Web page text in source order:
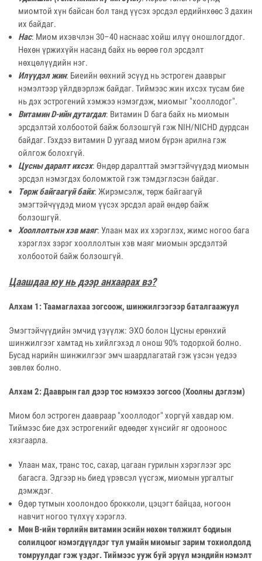
миомтой хүн байсан бол танд үүсэх эрсдэл ердийнхөөс 3 дахин
их байдаг.
Нас: Миом ихэвчлэн 30–40 наснаас хойш илүү оношлогддог.
Нөхөн үржихүйн насанд байх нь өөрөө гол эрсдэлт
нөхцөлүүдийн нэг.
Илүүдэл жин: Биеийн өөхний эсүүд нь эстроген дааврыг
нэмэлтээр үйлдвэрлэж байдаг. Тиймээс жин ихсэх тусам бие
нь дэх эстрогений хэмжээ нэмэгдэж, миомыг "хооллодог".
Витамин D-ийн дутагдал: Витамин D бага байх нь миомын
эрсдэлтэй холбоотой байж болзошгүй гэж NIH/NICHD дурдсан
байдаг. Гэхдээ витамин D уугаад миом бүрэн арилна гэж
ойлгож болохгүй.
Цусны даралт ихсэх: Өндөр даралттай эмэгтэйчүүдэд миомын
эрсдэл нэмэгдэх боломжтой гэж тэмдэглэсэн байдаг.
Төрж байгаагүй байх: Жирэмсэлж, төрж байгаагүй
эмэгтэйчүүдэд миом үүсэх эрсдэл арай өндөр байж
болзошгүй.
Хооллолтын хэв маяг: Улаан мах их хэрэглэх, жимс ногоо бага
хэрэглэх зэрэг хооллолтын хэв маяг миомын эрсдэлтэй
холбоотой байж болзошгүй.
Цаашдаа юу нь дээр анхаарах вэ?
Алхам 1: Таамаглахаа зогсоож, шинжилгээгээр баталгаажуул
Эмэгтэйчүүдийн эмчид үзүүлж: ЭХО болон Цусны ерөнхий
шинжилгээг хамтад нь хийлгэхэд л онош 90% тодорхой болно.
Бусад нарийн шинжилгээг эмч шаардлагатай гэж үзсэн үедээ
зөвлөх болно.
Алхам 2: Дааврын гал дээр тос нэмэхээ зогсоо (Хоолны дэглэм)
Миом бол эстроген даавраар "хооллодог" хоргүй хавдар юм.
Тиймээс бие дэх эстрогенийг өдөөдөг хүнсийг яг одооноос
хязгаарла.
Улаан мах, транс тос, сахар, цагаан гурилын хэрэглээг эрс
багасга. Эдгээр нь биед үрэвсэл үүсгэж, миомын ургалтыг
дэмждэг.
Өдөр тутмын хоолондоо брокколи, цэцэгт байцаа, ногоон
навчит ногоо түлхүү хэрэглэ.
Мөн В-ийн төрлийн витамин эсийн нөхөн төлжилт бодиын
солилцоог нэмэгдүүлдэг тул умайн миомыг зарим тохиолдолд
томруулдаг гэж үздэг. Тиймээс ууж буй эрүүл мэндийн нэмэлт